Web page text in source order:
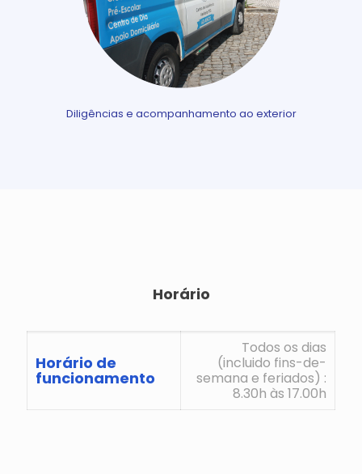
Diligências e acompanhamento ao exterior
Horário
Horário de
funcionamento
Todos os dias
(incluido fins-de-
semana e feriados) :
8.30h às 17.00h